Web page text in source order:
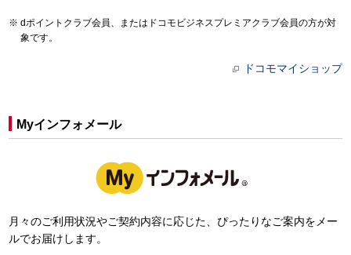
dポイントクラブ会員、またはドコモビジネスプレミアクラブ会員の方が対
象です。
ドコモマイショップ
Myインフォメール
月々のご利用状況やご契約内容に応じた、ぴったりなご案内をメー
ルでお届けします。